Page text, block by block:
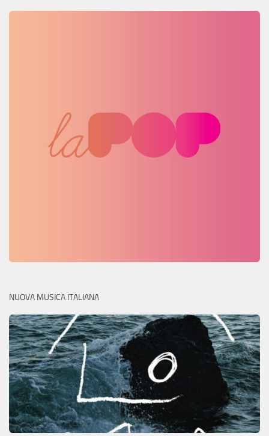
NUOVA MUSICA ITALIANA